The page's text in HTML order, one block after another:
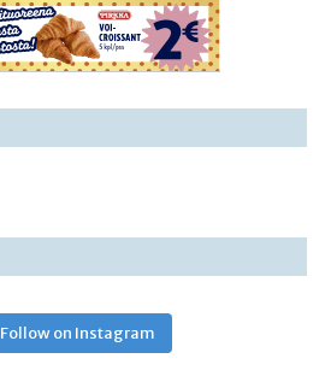
Follow on Instagram